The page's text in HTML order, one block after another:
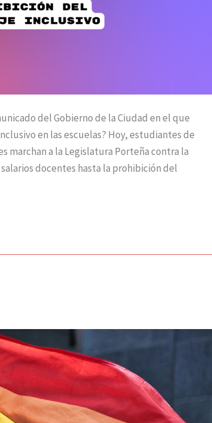
del Gobierno de la Ciudad en el que
en las escuelas? Hoy, estudiantes de
marchan a la Legislatura Porteña contra la
docentes hasta la prohibición del